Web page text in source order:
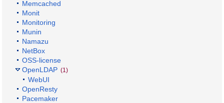
Memcached
Monit
Monitoring
Munin
Namazu
NetBox
OSS-license
OpenLDAP (1)
WebUI
OpenResty
Pacemaker